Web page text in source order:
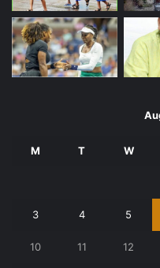
M T W
3 4 5
10 11 12